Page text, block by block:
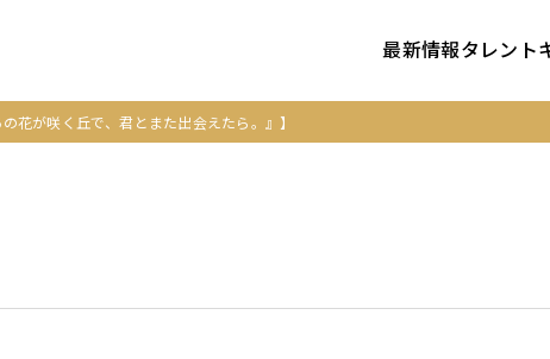
最新情報タレント
花が咲く丘で、君とまた出会えたら。』】